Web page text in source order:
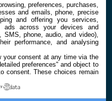
Contactpreferences, purchases,
and emails, phone, precise
and offering you services,
ads across your devices and
phone, audio, and video),
performance, and analysing
your consent at any time via the
preferences" and object to
consent. These choices remain